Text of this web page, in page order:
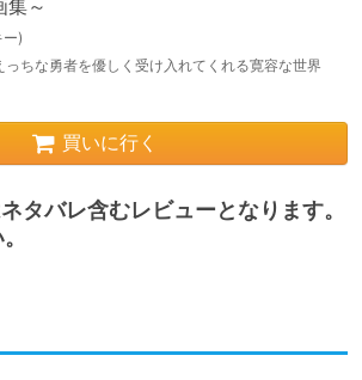
集～
)
ちな勇者を優しく受け入れてくれる寛容な世界
買いに行く
タバレ含むレビューとなります。